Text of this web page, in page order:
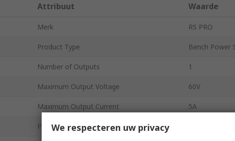
Attribuut Waarde
Merk RS PRO
Product Type Bench Power
Number of Outputs 1
Maximum Output Voltage 60V
Maximum Output Current 5A
PowerWe respecteren uw privacy